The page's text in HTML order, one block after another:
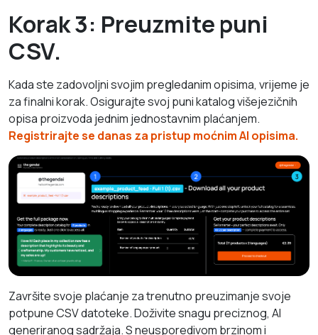
Korak 3: Preuzmite puni
CSV.
Kada ste zadovoljni svojim pregledanim opisima, vrijeme je
za finalni korak. Osigurajte svoj puni katalog višejezičnih
opisa proizvoda jednim jednostavnim plaćanjem.
Registrirajte se danas za pristup moćnim AI opisima.
Završite svoje plaćanje za trenutno preuzimanje svoje
potpune CSV datoteke. Doživite snagu preciznog, AI
generiranog sadržaja. S neusporedivom brzinom i